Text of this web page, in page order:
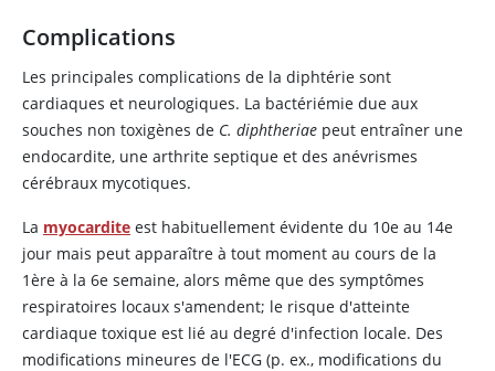
Complications
Les principales complications de la diphtérie sont
cardiaques et neurologiques. La bactériémie due aux
souches non toxigènes de C. diphtheriae peut entraîner une
endocardite, une arthrite septique et des anévrismes
cérébraux mycotiques.
La myocardite est habituellement évidente du 10e au 14e
jour mais peut apparaître à tout moment au cours de la
1ère à la 6e semaine, alors même que des symptômes
respiratoires locaux s'amendent; le risque d'atteinte
cardiaque toxique est lié au degré d'infection locale. Des
modifications mineures de l'ECG (p. ex., modifications du